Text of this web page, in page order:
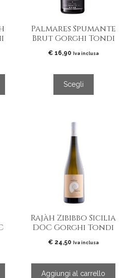
Palmares Spumante
Brut Gorghi Tondi
€16,90 Iva inclusa
Scegli
scelte
nella
pagina
prodotto
Rajàh Zibibbo Sicilia
DOC Gorghi Tondi
€24,50 Iva inclusa
Aggiungi al carrello